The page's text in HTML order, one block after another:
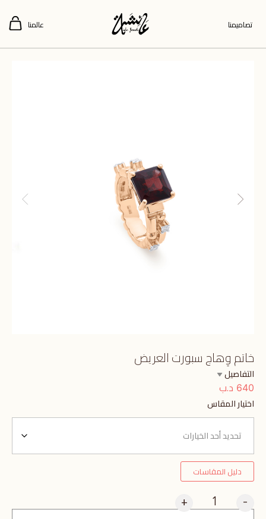
تصاميمنا عالمنا
خاتم وِهاج سبورت العريض
التفاصيل
640 د.ب
اختيار المقاس
دليل المقاسات
-
+